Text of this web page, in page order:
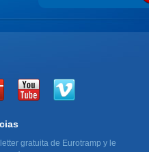
gratuita de Eurotramp y le